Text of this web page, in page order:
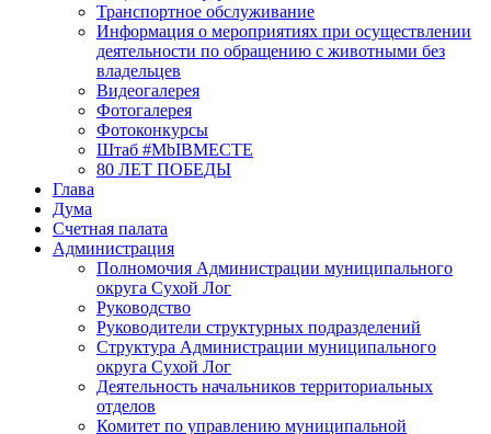
Транспортное обслуживание
Информация о мероприятиях при осуществлении
деятельности по обращению с животными без
владельцев
Видеогалерея
Фотогалерея
Фотоконкурсы
Штаб #MbIBMECTE
80 ЛЕТ ПОБЕДЫ
Глава
Дума
Счетная палата
Администрация
Полномочия Администрации муниципального
округа Сухой Лог
Руководство
Руководители структурных подразделений
Структура Администрации муниципального
округа Сухой Лог
Деятельность начальников территориальных
отделов
Комитет по управлению муниципальной